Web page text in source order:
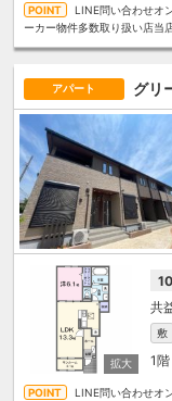
LINE問い合わせオ
ーカー物件多数取り扱い店当
アパート グリ
敷
1階
LINE問い合わせオ